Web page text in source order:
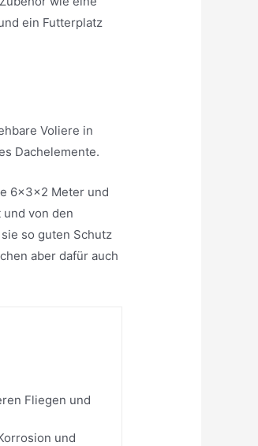
ein Futterplatz
Voliere in
Dachelemente.
6x3x2 Meter und
von den
so guten Schutz
aber dafür auch
Fliegen und
und